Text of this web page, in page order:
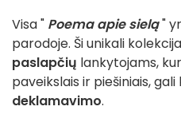
Visa " Poema apie sielą"
parodoje. Ši unikali
paslapčių lankytojams,
paveikslais ir piešiniais,
deklamavimo.